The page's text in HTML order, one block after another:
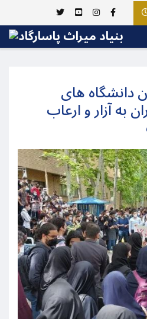
دانشگاه های
به آزار و ارعاب